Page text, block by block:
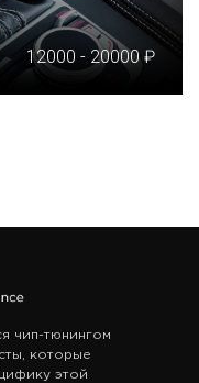
12000 - 20000
чип-тюнингом
которые
этой